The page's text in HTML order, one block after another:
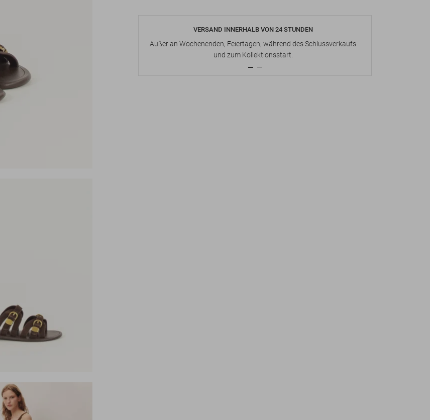
VERSAND INNERHALB VON 24 STUNDEN
Außer an Wochenenden, Feiertagen, während des Schlussverkaufs
und zum Kollektionsstart.